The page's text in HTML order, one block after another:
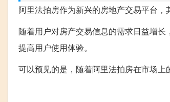
阿里法拍房作为新兴的房地产交易平台，
随着用户对房产交易信息的需求日益增
提高用户使用体验。
可以预见的是，随着阿里法拍房在市场上